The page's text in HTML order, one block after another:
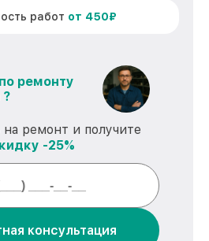
работ от 450₽
ремонту
?
ремонт и получите
-25%
консультация